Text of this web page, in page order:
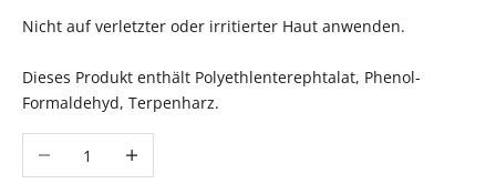
Nicht auf verletzter oder irritierter Haut anwenden.
Dieses Produkt enthält Polyethlenterephtalat, Phenol-
Formaldehyd, Terpenharz.
Anzahl verringernAnzahl erhöhen